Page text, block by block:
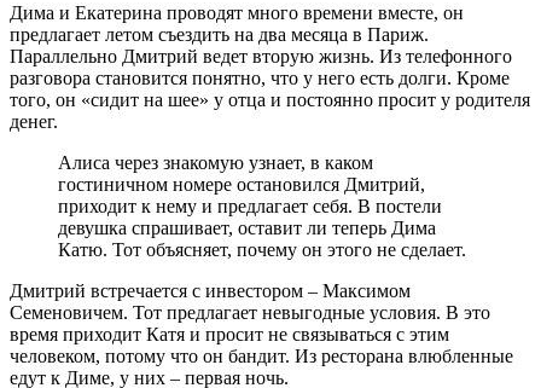
Дима и Екатерина проводят много времени вместе, он
предлагает летом съездить на два месяца в Париж.
Параллельно Дмитрий ведет вторую жизнь. Из телефонного
разговора становится понятно, что у него есть долги. Кроме
того, он «сидит на шее» у отца и постоянно просит у родителя
денег.
Алиса через знакомую узнает, в каком
гостиничном номере остановился Дмитрий,
приходит к нему и предлагает себя. В постели
девушка спрашивает, оставит ли теперь Дима
Катю. Тот объясняет, почему он этого не сделает.
Дмитрий встречается с инвестором – Максимом
Семеновичем. Тот предлагает невыгодные условия. В это
время приходит Катя и просит не связываться с этим
человеком, потому что он бандит. Из ресторана влюбленные
едут к Диме, у них – первая ночь.